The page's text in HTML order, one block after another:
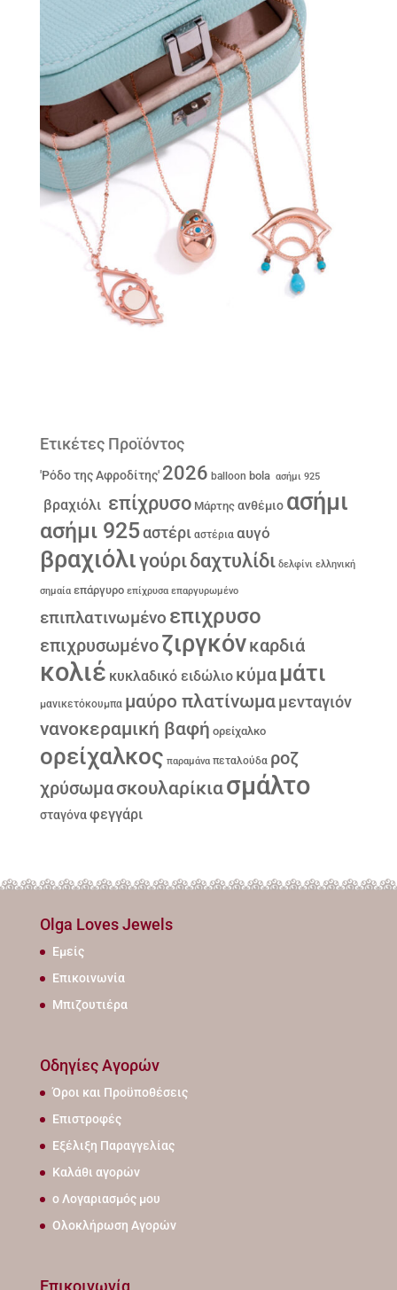
Ετικέτες Προϊόντος
'Ρόδο της Αφροδίτης' 2026 balloon bola ασήμι 925
βραχιόλι επίχρυσο Μάρτης ανθέμιο ασήμι
ασήμι 925αστέρι αστέρια αυγό
βραχιόλιγούριδαχτυλίδι δελφίνι ελληνική
σημαία επάργυρο επίχρυσα επαργυρωμένο
επιπλατινωμένο επιχρυσο
επιχρυσωμένοζιργκόνκαρδιά
κολιέ κυκλαδικό ειδώλιο κύμα μάτι
μανικετόκουμπα μαύρο πλατίνωμα μενταγιόν
νανοκεραμική βαφή ορείχαλκο
ορείχαλκος παραμάνα πεταλούδα ροζ
χρύσωμασκουλαρίκιασμάλτο
σταγόνα φεγγάρι
Olga Loves Jewels
Εμείς
Επικοινωνία
Μπιζουτιέρα
Οδηγίες Αγορών
Όροι και Προϋποθέσεις
Επιστροφές
Εξέλιξη Παραγγελίας
Καλάθι αγορών
ο Λογαριασμός μου
Ολοκλήρωση Αγορών
Επικοινωνία